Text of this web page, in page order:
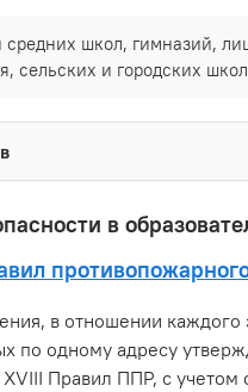
школ, гимназий,
сельских и городских
в
в отношении
одному адресу
Правил ППР, с